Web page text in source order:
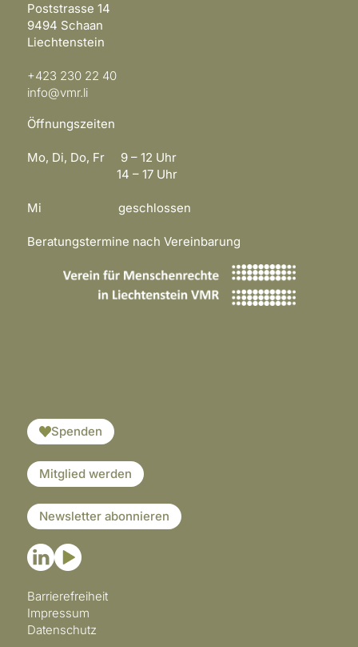
Poststrasse 14
9494 Schaan
Liechtenstein
+423 230 22 40
info@vmr.li
Öffnungszeiten
Mo, Di, Do, Fr 9 – 12 Uhr
14 – 17 Uhr
Mi geschlossen
Beratungstermine nach Vereinbarung
Spenden
Mitglied werden
Newsletter abonnieren
Barrierefreiheit
Impressum
Datenschutz